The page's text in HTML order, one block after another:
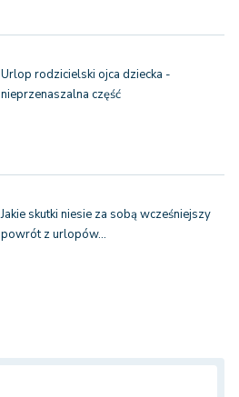
Urlop rodzicielski ojca dziecka -
nieprzenaszalna część
Jakie skutki niesie za sobą wcześniejszy
powrót z urlopów…